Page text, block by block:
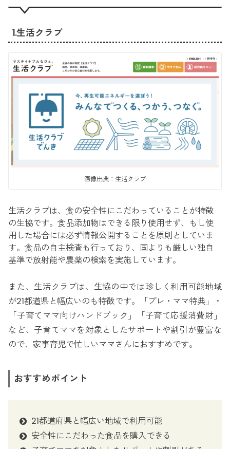
1.生活クラブ
画像出典：生活クラブ
生活クラブは、食の安全性にこだわっていることが特徴
の生協です。食品添加物はできる限り使用せず、もし使
用した場合には必ず情報公開することを原則としていま
す。食品の自主検査も行っており、国よりも厳しい独自
基準で放射能や農薬の検索を実施しています。
また、生活クラブは、生協の中では珍しく利用可能地域
が21都道県と幅広いのも特徴です。「プレ・ママ特典」・
「子育てママ向けハンドブック」「子育て応援消費財」
など、子育てママを対象としたサポートや割引が豊富な
ので、家事育児で忙しいママさんにおすすめです。
おすすめポイント
21都道府県と幅広い地域で利用可能
安全性にこだわった食品を購入できる